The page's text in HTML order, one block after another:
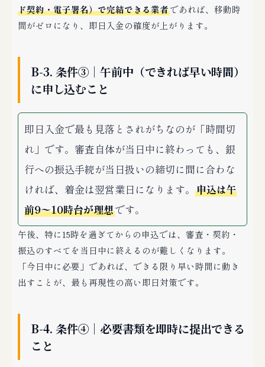
ド契約・電子署名）で完結できる業者であれば、移動時
間がゼロになり、即日入金の確度が上がります。
B-3. 条件③｜午前中（できれば早い時間）
に申し込むこと
即日入金で最も見落とされがちなのが「時間切
れ」です。審査自体が当日中に終わっても、銀
行への振込手続が当日扱いの締切に間に合わな
ければ、着金は翌営業日になります。 申込は午
前9〜10時台が理想です。
午後、特に15時を過ぎてからの申込では、審査・契約・
振込のすべてを当日中に終えるのが難しくなります。
「今日中に必要」であれば、できる限り早い時間に動き
出すことが、最も再現性の高い即日対策です。
B-4. 条件④｜必要書類を即時に提出できる
こと